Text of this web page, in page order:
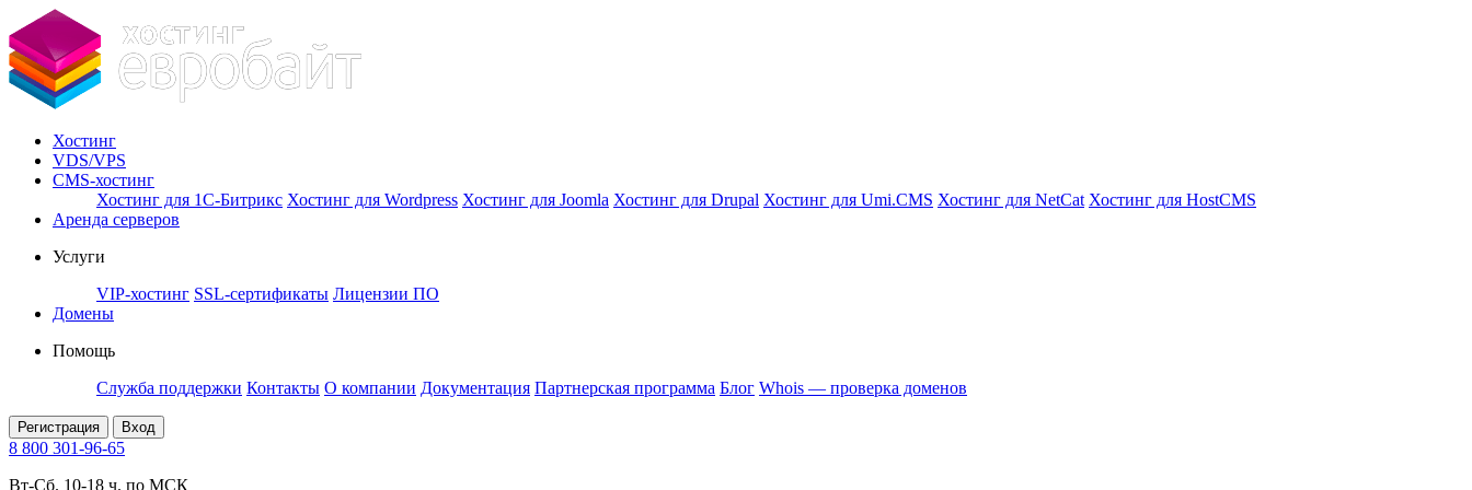
Хостинг
VDS/VPS
CMS-хостинг
Хостинг для 1С-Битрикс Хостинг для Wordpress Хостинг для Joomla Хостинг для Drupal Хостинг для Umi.CMS Хостинг для NetCat Хостинг для HostCMS
Аренда серверов
Услуги
VIP-хостинг SSL-сертификаты Лицензии ПО
Домены
Помощь
Служба поддержки Контакты О компании Документация Партнерская программа Блог Whois — проверка доменов
Регистрация Вход
8 800 301-96-65
Вт-Сб. 10-18 ч. по МСК